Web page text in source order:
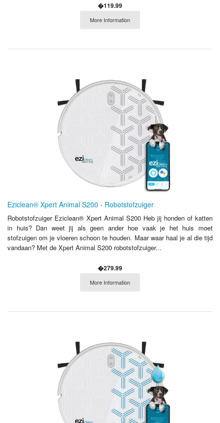
�119.99
More Information
Eziclean® Xpert Animal S200 - Robotstofzuiger
Robotstofzuiger Eziclean® Xpert Animal S200 Heb jij honden of katten
in huis? Dan weet jij als geen ander hoe vaak je het huis moet
stofzuigen om je vloeren schoon te houden. Maar waar haal je al die tijd
vandaan? Met de Xpert Animal S200 robotstofzuiger...
�279.99
More Information